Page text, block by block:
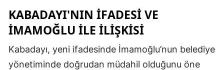
KABADAYI'NIN İFADESI VE
İMAMOĞLU ILE İLIŞKISI
Kabadayı, yeni ifadesinde İmamoğlu’nun belediye
yönetiminde doğrudan müdahil olduğunu öne